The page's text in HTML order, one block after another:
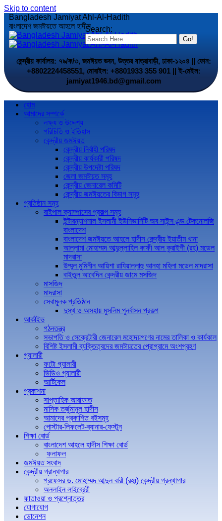
Skip to content
Search:
Bangladesh Jamiyat Ahl-Al-Hadith
বাংলাদেশ জমঈয়তে আহলে হাদীস
কেন্দ্রীয় কার্যালয়: ৭৯/ক/৩, জমঈয়ত ভবন, উত্তর যাত্রাবাড়ী, ঢাকা-১২০৪ || ফোন:
+8802224458551, মোবাইল: +8801933 355 901 || ই-মেইল:
jamiyat1946.bd@gmail.com
হোম
আমাদের সম্পর্কে
লক্ষ্য ও উদ্দেশ্য
পরিচিতি ও ইতিহাস
কেন্দ্রীয় জমঈয়ত
কেন্দ্রীয় নির্বাহী পরিষদ
কেন্দ্রীয় কার্যকারী পরিষদ
কেন্দ্রীয় উপদেষ্টা পরিষদ
জেলা জমঈয়ত সমূহ
কেন্দ্রীয় জেনারেল কমিটি
কেন্দ্রীয় জমঈয়তের বিভাগ সমূহ
প্রতিষ্ঠান সমূহ
বাইপাল ক্যাম্পাসের প্রকল্প সমূহ
ইন্টারন্যাশনাল ইসলামী ইউনিভার্সিটি অব সাইন্স এন্ড টেকনোলজি
বাংলাদেশ
বাংলাদেশ জমঈয়তে আহলে হাদীস কেন্দ্রীয় ইয়াতীম খানা
আল্লামা মোহাম্মদ আব্দুল্লাহিল কাফী আল কুরাইশী (রহ) মডেল
মাদরাসা
উম্মুল মুমিনীন আয়িশা রাযিয়াল্লাহু আনহা মহিলা মডেল মাদরাসা
বাইতুল আবেদিন কেন্দ্রীয় জামে মসজিদ
মাসজিদ
মাদরাসা
সেবামূলক প্রতিষ্ঠান
দুস্থ ও অসহায় মুসলিম পুনর্বাসন প্রকল্প
আর্কাইভ
গঠনতন্ত্র
সভাপতি ও সেক্রেটারী জেনারেল মহোদয়গণের নামের তালিকা ও কার্যকাল
বিশিষ্ট ইসলামী ব্যক্তিত্বদের জমঈয়তের প্রোগ্রামে অংশগ্রহণ
গ্যালারী
ফটো গ্যালারী
ভিডিও গ্যালারী
আর্টিকেল
প্রকাশনা
সাপ্তাহিক আরাফাত
মাসিক তর্জুমানুল হাদীস
আমাদের প্রকাশিত বইসমূহ
পোস্টার-লিফলেট-ব্যানার-ফেস্টুন
শিক্ষা বোর্ড
বাংলাদেশ আহলে হাদীস শিক্ষা বোর্ড
ফলাফল
জমঈয়ত সংবাদ
কেন্দ্রীয় গ্রান্থগার
প্রফেসর ড. মোহাম্মদ আব্দুল বারী (রহঃ) কেন্দ্রীয় গ্রন্থাগার
অনলাইন লাইব্রেরী
ফাতাওয়া ও প্রশ্নোত্তর
যোগাযোগ
ডোনেশন